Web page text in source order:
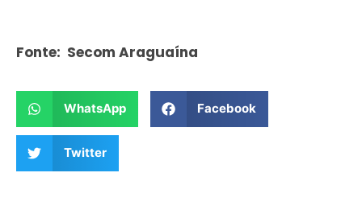
Fonte: Secom Araguaína
WhatsApp Facebook
Twitter